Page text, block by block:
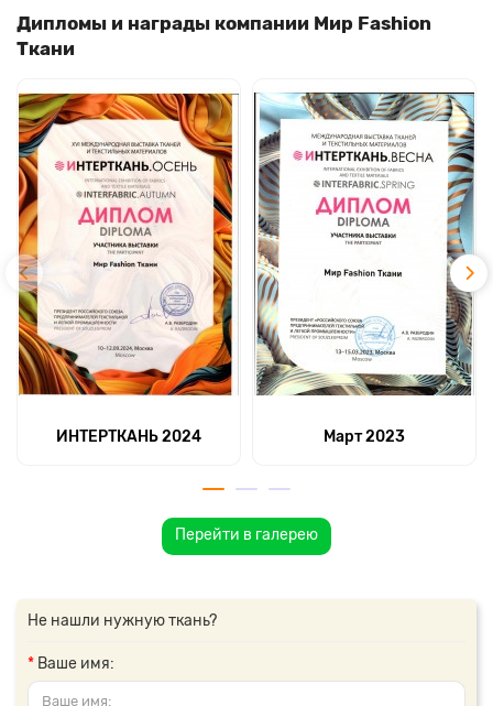
Дипломы и награды компании Мир Fashion
Ткани
ИНТЕРТКАНЬ 2024 Март 2023
Перейти в галерею
Не нашли нужную ткань?
Ваше имя: